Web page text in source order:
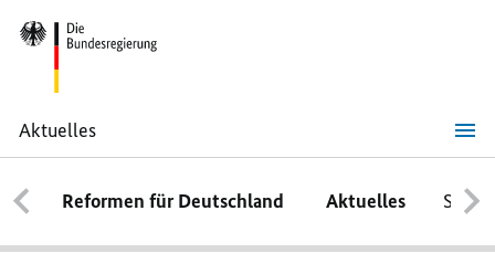
Aktuelles
Was
ist
neu
im
März
2026?
Reformen für Deutschland Aktuelles